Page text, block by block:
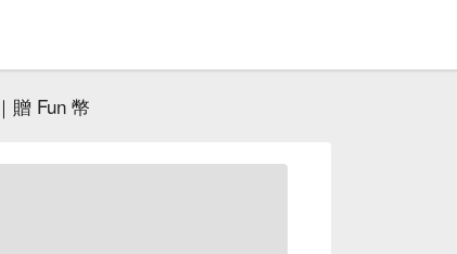
贈 Fun 幣